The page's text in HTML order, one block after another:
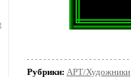
Рубрики: АРТ/Художники